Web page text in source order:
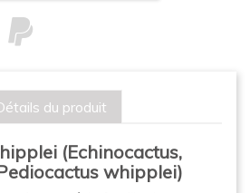
du produit
(Echinocactus,
whipplei)